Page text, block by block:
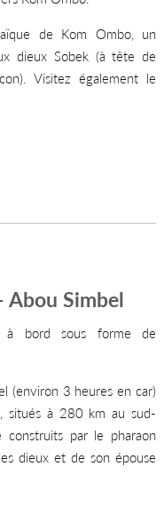
de Kom Ombo, un
dieux Sobek (à tête de
Visitez également le
Abou Simbel
à bord sous forme de
(environ 3 heures en car)
situés à 280 km au sud-
construits par le pharaon
dieux et de son épouse